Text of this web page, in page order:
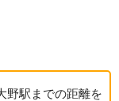
野駅までの距離を